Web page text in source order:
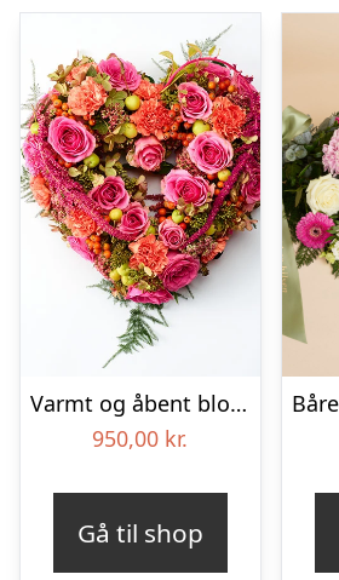
Varmt og åbent blomsterhjerte – Blomster til begravelse
950,00 kr.
Gå til shop